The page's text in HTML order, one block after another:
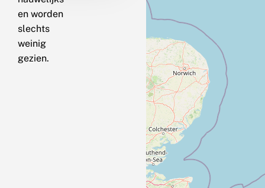
en worden
slechts
weinig
gezien.